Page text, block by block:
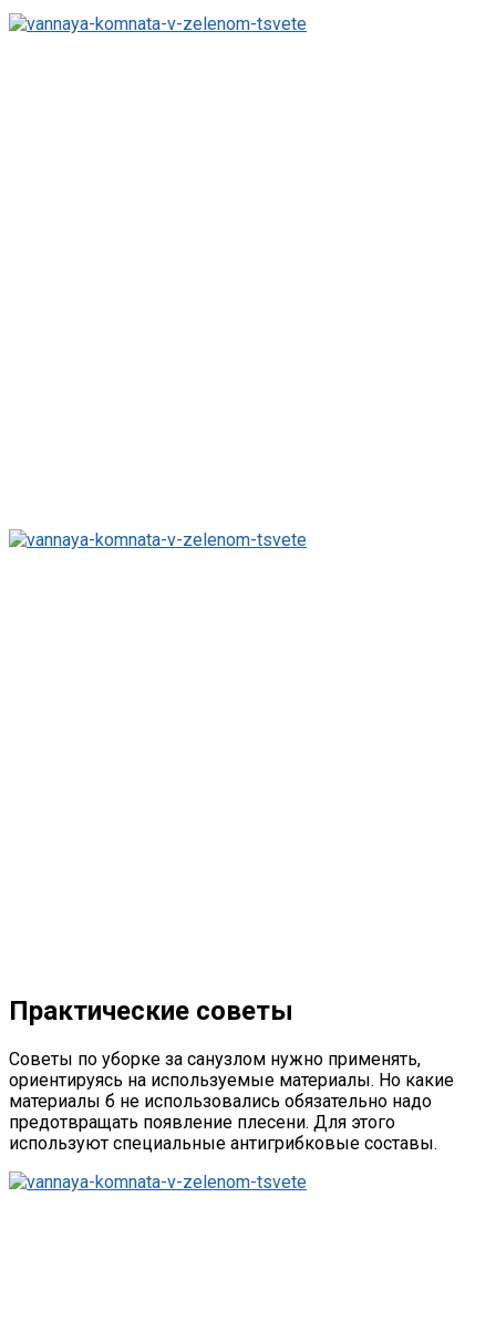
Практические советы
Советы по уборке за санузлом нужно применять,
ориентируясь на используемые материалы. Но какие
материалы б не использовались обязательно надо
предотвращать появление плесени. Для этого
используют специальные антигрибковые составы.